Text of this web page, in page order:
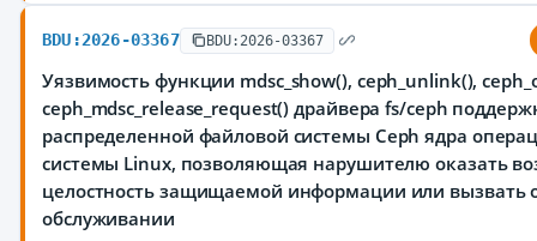
BDU:2026-03367 BDU:2026-03367
Уязвимость функции mdsc_show(), ceph_unlink(),
ceph_mdsc_release_request() драйвера fs/ceph
распределенной файловой системы Ceph ядра
системы Linux, позволяющая нарушителю оказать
целостность защищаемой информации или вызвать
обслуживании